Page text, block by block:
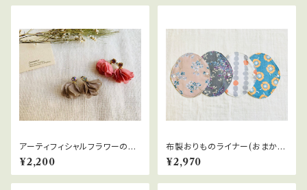
アーティフィシャルフラワーの2
wayタッセルピアス
¥2,200
布製おりものライナー(おまかせ
3枚セット)
¥2,970